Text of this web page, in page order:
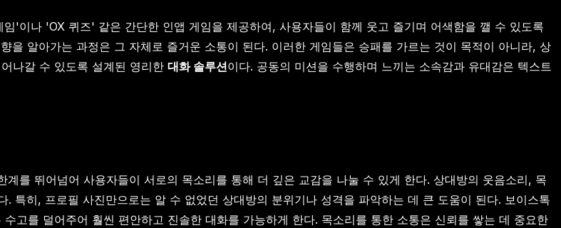
임'이나 'OX 퀴즈' 같은 간단한 인앱 게임을 제공하여, 사용자들이 함께 웃고 즐기며 어색함을 깰 수 있도록
알아가는 과정은 그 자체로 즐거운 소통이 된다. 이러한 게임들은 승패를 가르는 것이 목적이 아니라, 상
나갈 수 있도록 설계된 영리한 대화 솔루션이다. 공동의 미션을 수행하며 느끼는 소속감과 유대감은 텍스트
를 뛰어넘어 사용자들이 서로의 목소리를 통해 더 깊은 교감을 나눌 수 있게 한다. 상대방의 웃음소리, 목
특히, 프로필 사진만으로는 알 수 없었던 상대방의 분위기나 성격을 파악하는 데 큰 도움이 된다. 보이스톡
고를 덜어주어 훨씬 편안하고 진솔한 대화를 가능하게 한다. 목소리를 통한 소통은 신뢰를 쌓는 데 중요한